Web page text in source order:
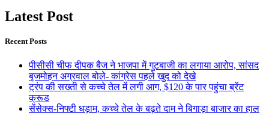
Latest Post
Recent Posts
पीसीसी चीफ दीपक बैज ने भाजपा में गुटबाजी का लगाया आरोप, सांसद
बृजमोहन अग्रवाल बोले- कांग्रेस पहले खुद को देखे
ट्रंप की सख्ती से कच्चे तेल में लगी आग, $120 के पार पहुंचा ब्रेंट
क्रूड
सेंसेक्स-निफ्टी धड़ाम, कच्चे तेल के बढ़ते दाम ने बिगाड़ा बाजार का हाल